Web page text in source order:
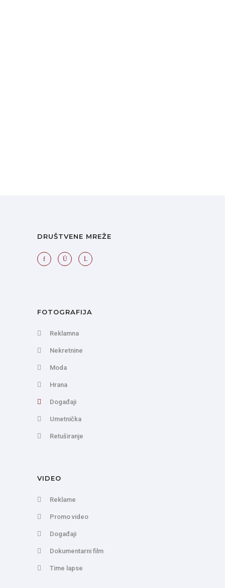
DRUŠTVENE MREŽE
FOTOGRAFIJA
Reklamna
Nekretnine
Moda
Hrana
Događaji
Umetnička
Retuširanje
VIDEO
Reklame
Promo video
Događaji
Dokumentarni film
Time lapse